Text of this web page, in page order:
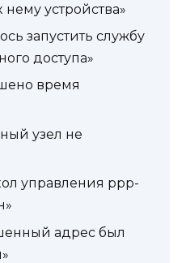
устройства»
запустить службу
доступа»
время
узел не
управления ppp-
адрес был